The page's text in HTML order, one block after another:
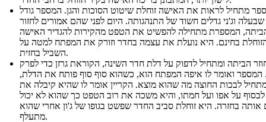
מתחיל לראות את האישה זוחלת שיטוט הסוכות והגן. המספר גודל
וג'ני גדלים חשוד של התנהגותה. היום לפני שהם אמורים לחזור
המספרת מתחילה להפשיט את הטפט מהקירות להגדיר האישה
בחינם. היא נועלת את עצמה בחדר וזורק את המפתח למטה על
השביל בחזית.
חוזר הביתה ומתחיל לדפוק על דלת חדר השינה, הקוראת גרזן כדי לפרק
המספר ואומר לו איפה המפתח הוא, כשהוא סוף סוף פותח את הדלת,
לבכות החוצה מה שהוא מוצא. הקריין אומר לו שהיא קיבלה את
על אפו ועל חמתו, והיא משכה את רוב הטפט כך שהוא לא יכול
אותה בחזרה. היא זוחלת סביב החדר שפשט בגופו של ג'ון אחרי שהוא
מתעלף.